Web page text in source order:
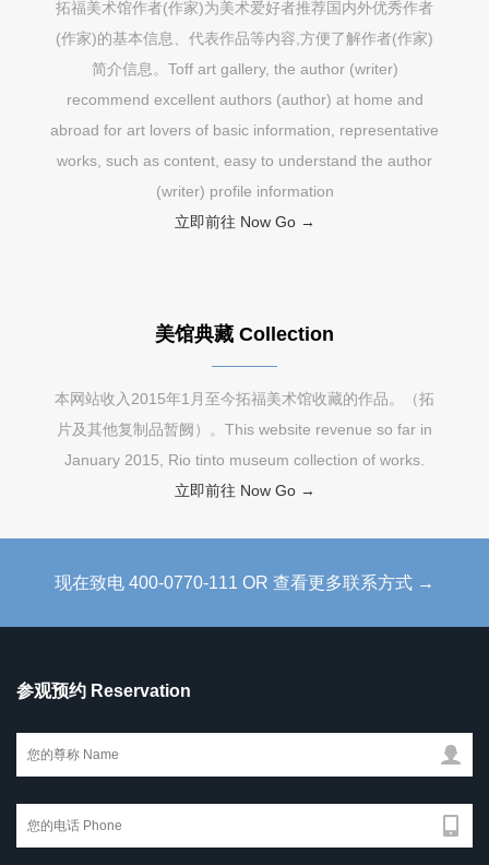
拓福美术馆作者(作家)为美术爱好者推荐国内外优秀作者
(作家)的基本信息、代表作品等内容,方便了解作者(作家)
简介信息。Toff art gallery, the author (writer)
recommend excellent authors (author) at home and
abroad for art lovers of basic information, representative
works, such as content, easy to understand the author
(writer) profile information
立即前往 Now Go →
美馆典藏 Collection
本网站收入2015年1月至今拓福美术馆收藏的作品。（拓
片及其他复制品暂阙）。This website revenue so far in
January 2015, Rio tinto museum collection of works.
立即前往 Now Go →
现在致电 400-0770-111 OR 查看更多联系方式 →
参观预约 Reservation